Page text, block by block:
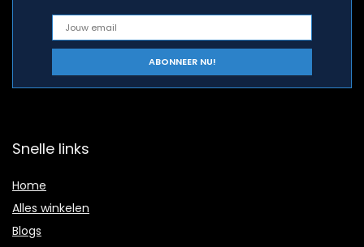
Snelle links
Home
Alles winkelen
Blogs